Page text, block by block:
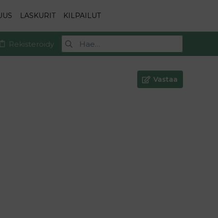
LASKURIT KILPAILUT
Rekisteröidy
Vastaa